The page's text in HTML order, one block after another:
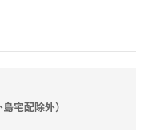
宅配除外）